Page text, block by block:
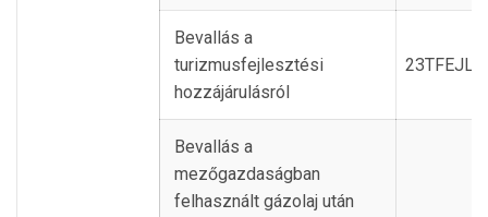
Bevallás a
turizmusfejlesztési
hozzájárulásról
23TFEJLH
Bevallás a
mezőgazdaságban
felhasznált gázolaj után